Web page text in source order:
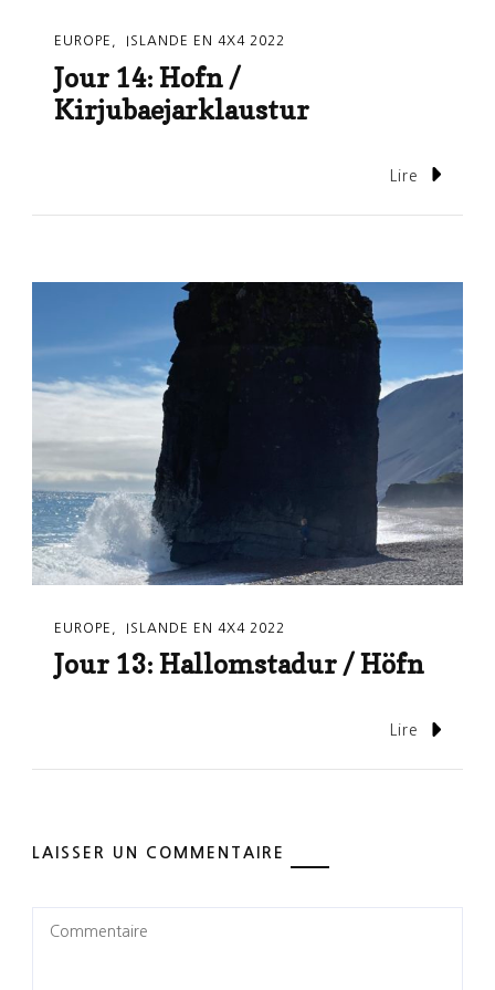
EUROPE ISLANDE EN 4X4 2022
Jour 14: Hofn /
Kirjubaejarklaustur
Lire
EUROPE ISLANDE EN 4X4 2022
Jour 13: Hallomstadur / Höfn
Lire
LAISSER UN COMMENTAIRE